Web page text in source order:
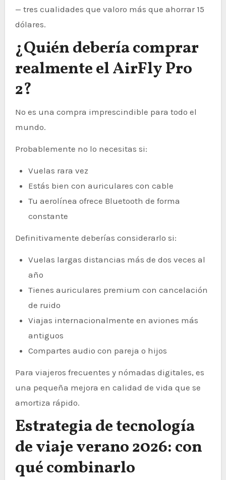
— tres cualidades que valoro más que ahorrar 15
dólares.
¿Quién debería comprar
realmente el AirFly Pro
2?
No es una compra imprescindible para todo el
mundo.
Probablemente no lo necesitas si:
Vuelas rara vez
Estás bien con auriculares con cable
Tu aerolínea ofrece Bluetooth de forma
constante
Definitivamente deberías considerarlo si:
Vuelas largas distancias más de dos veces al
año
Tienes auriculares premium con cancelación
de ruido
Viajas internacionalmente en aviones más
antiguos
Compartes audio con pareja o hijos
Para viajeros frecuentes y nómadas digitales, es
una pequeña mejora en calidad de vida que se
amortiza rápido.
Estrategia de tecnología
de viaje verano 2026: con
qué combinarlo